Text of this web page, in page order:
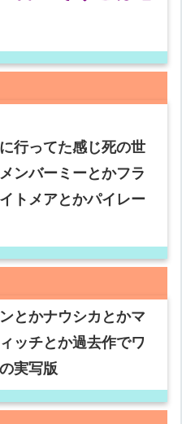
行ってた感じ死の世
ンバーミーとかフラ
トメアとかパイレー
とかナウシカとかマ
ッチとか過去作でワ
実写版